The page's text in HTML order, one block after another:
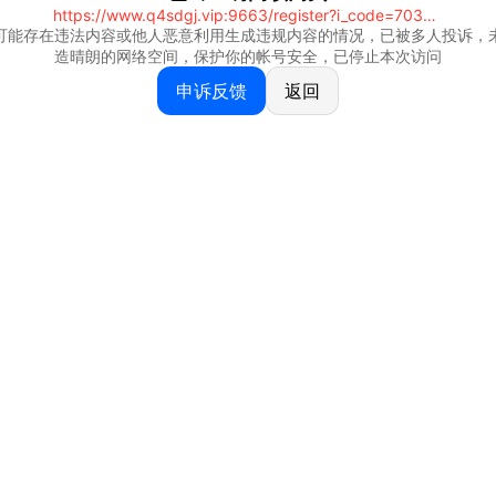
https://www.q4sdgj.vip:9663/register?i_code=70328081
能存在违法内容或他人恶意利用生成违规内容的情况，已被多人投诉，
造晴朗的网络空间，保护你的帐号安全，已停止本次访问
申诉反馈 返回